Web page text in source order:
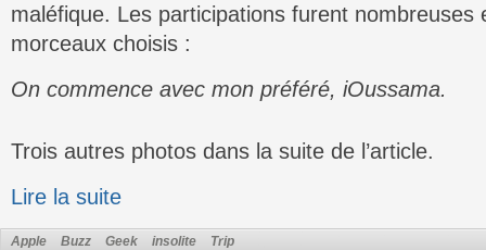
maléfique. Les participations furent nombreuses
morceaux choisis :
On commence avec mon préféré, iOussama.
Trois autres photos dans la suite de l’article.
Lire la suite
Apple Buzz Geek insolite Trip